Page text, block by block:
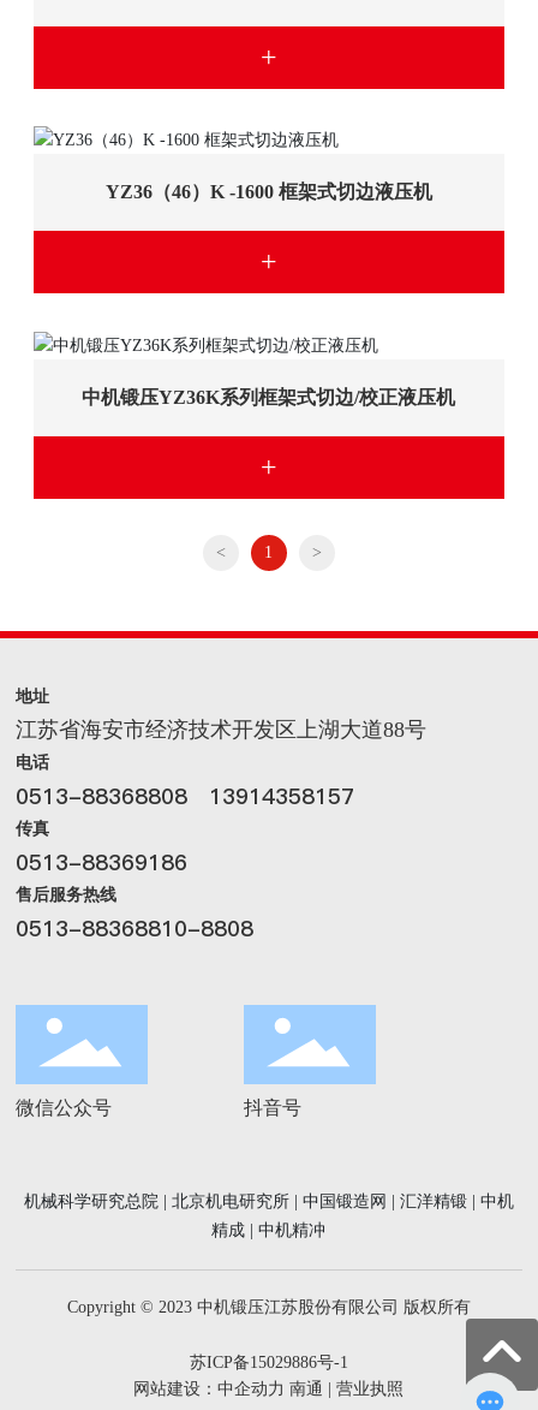
+
YZ36（46）K -1600 框架式切边液压机
+
中机锻压YZ36K系列框架式切边/校正液压机
+
< 1 >
地址
江苏省海安市经济技术开发区上湖大道88号
电话
0513-88368808 13914358157
传真
0513-88369186
售后服务热线
0513-88368810-8808
微信公众号 抖音号
机械科学研究总院 | 北京机电研究所| 中国锻造网 | 汇洋精锻| 中机
精成 |中机精冲
Copyright © 2023 中机锻压江苏股份有限公司 版权所有
苏ICP备15029886号-1
网站建设：中企动力 南通 |营业执照